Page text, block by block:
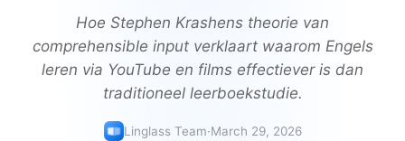
Hoe Stephen Krashens theorie van
comprehensible input verklaart waarom Engels
leren via YouTube en films effectiever is dan
traditioneel leerboekstudie.
Linglass Team·March 29, 2026